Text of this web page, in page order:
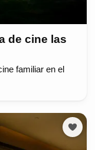
de cine las
familiar en el